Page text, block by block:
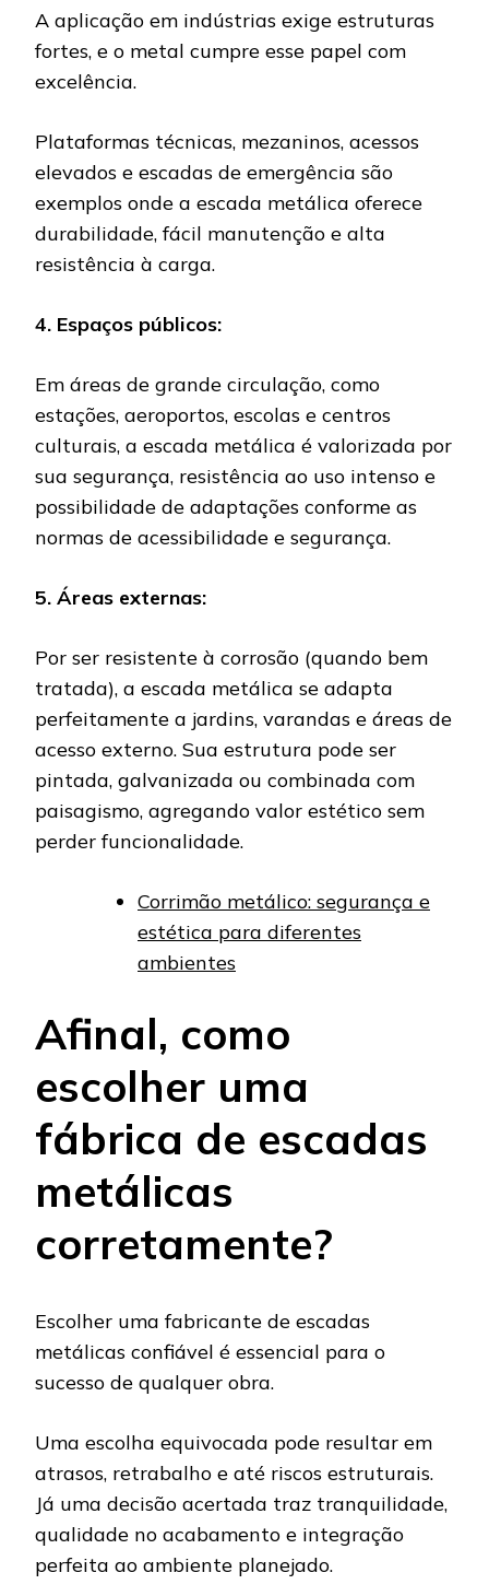
A aplicação em indústrias exige estruturas
fortes, e o metal cumpre esse papel com
excelência.
Plataformas técnicas, mezaninos, acessos
elevados e escadas de emergência são
exemplos onde a escada metálica oferece
durabilidade, fácil manutenção e alta
resistência à carga.
4. Espaços públicos:
Em áreas de grande circulação, como
estações, aeroportos, escolas e centros
culturais, a escada metálica é valorizada por
sua segurança, resistência ao uso intenso e
possibilidade de adaptações conforme as
normas de acessibilidade e segurança.
5. Áreas externas:
Por ser resistente à corrosão (quando bem
tratada), a escada metálica se adapta
perfeitamente a jardins, varandas e áreas de
acesso externo. Sua estrutura pode ser
pintada, galvanizada ou combinada com
paisagismo, agregando valor estético sem
perder funcionalidade.
Corrimão metálico: segurança e
estética para diferentes
ambientes
Afinal, como
escolher uma
fábrica de escadas
metálicas
corretamente?
Escolher uma fabricante de escadas
metálicas confiável é essencial para o
sucesso de qualquer obra.
Uma escolha equivocada pode resultar em
atrasos, retrabalho e até riscos estruturais.
Já uma decisão acertada traz tranquilidade,
qualidade no acabamento e integração
perfeita ao ambiente planejado.